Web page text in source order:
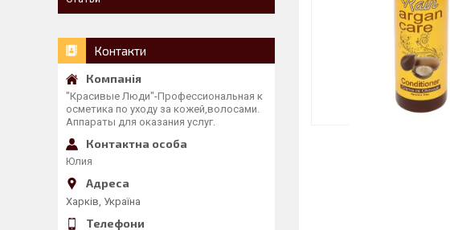
Контакти
"Красивые Люди"-Профессиональная к
осметика по уходу за кожей,волосами.
Аппараты для оказания услуг.
Юлия
Харків, Україна